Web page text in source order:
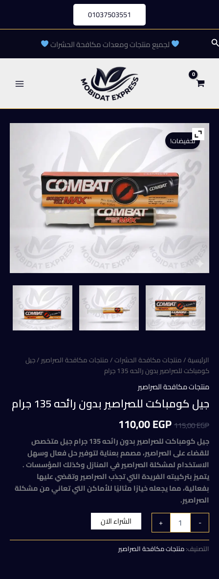
المحتوى
01037503551
البحث لجميع منتجات ومعدات مكافحة الحشرات
تخفيضات!
الرئيسية/منتجات مكافحة الحشرات/منتجات مكافحة الصراصير/ جيل
كومباكت للصراصير بدون رائحه 135 جرام
منتجات مكافحة الصراصير
جيل كومباكت للصراصير بدون رائحه 135 جرام
115,00EGP
السعر
الأصلي
هو:
115,00 EGP.
110,00EGP
الحالي
هو:
110,00 EGP.
جيل كومباكت للصراصير بدون رائحه 135 جرام جيل متخصص
للقضاء على الصراصير، مصمم بعناية لتوفير حل فعال وسهل
الاستخدام لمشكلة الصراصير في المنازل وكذلك المؤسسات .
يتميز بتركيبته الفريدة التي تجذب الصراصير وتقضي عليها
بفعالية، مما يجعله خيارًا مثاليًا للأماكن التي تعاني من مشكلة
الصراصير.
-
كمية
جيل
كومباكت
للصراصير
+ الشراء الان
التصنيف:منتجات مكافحة الصراصير